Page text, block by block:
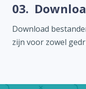
03.
Download
zijn voor zowel